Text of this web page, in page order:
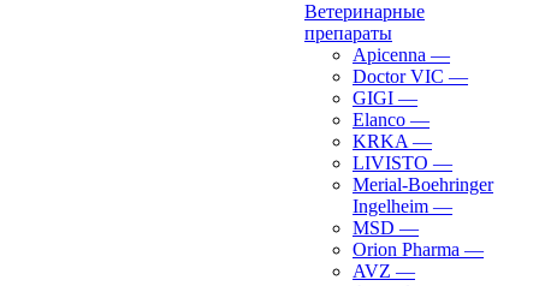
Ветеринарные
препараты
Apicenna —
Doctor VIC —
GIGI —
Elanco —
KRKA —
LIVISTO —
Merial-Boehringer
Ingelheim —
MSD —
Orion Pharma —
AVZ —